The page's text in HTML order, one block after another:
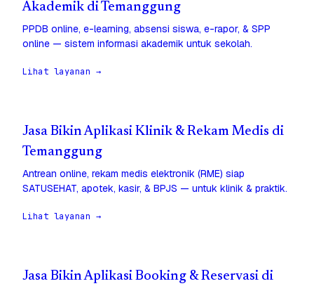
Akademik di Temanggung
PPDB online, e-learning, absensi siswa, e-rapor, & SPP
online — sistem informasi akademik untuk sekolah.
Lihat layanan →
Jasa Bikin Aplikasi Klinik & Rekam Medis di
Temanggung
Antrean online, rekam medis elektronik (RME) siap
SATUSEHAT, apotek, kasir, & BPJS — untuk klinik & praktik.
Lihat layanan →
Jasa Bikin Aplikasi Booking & Reservasi di